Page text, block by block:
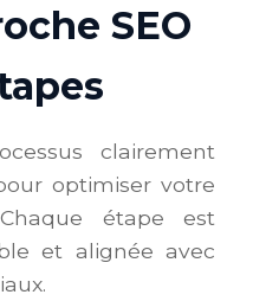
SEO
clairement
optimiser votre
étape est
et alignée avec